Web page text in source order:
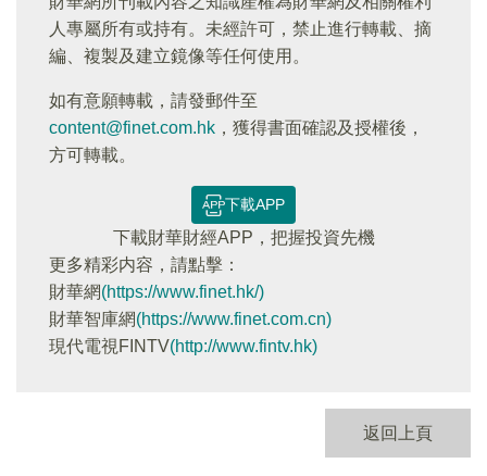
人專屬所有或持有。未經許可，禁止進行轉載、摘
編、複製及建立鏡像等任何使用。
如有意願轉載，請發郵件至
content@finet.com.hk ，獲得書面確認及授權後，
方可轉載。
下載APP
下載財華財經APP，把握投資先機
更多精彩内容，請點擊：
財華網(https://www.finet.hk/)
財華智庫網(https://www.finet.com.cn)
現代電視FINTV(http://www.fintv.hk)
返回上頁